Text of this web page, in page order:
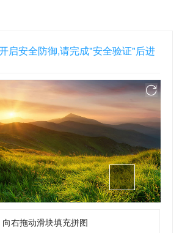
启安全防御,请完成"安全验证"后进
向右拖动滑块填充拼图